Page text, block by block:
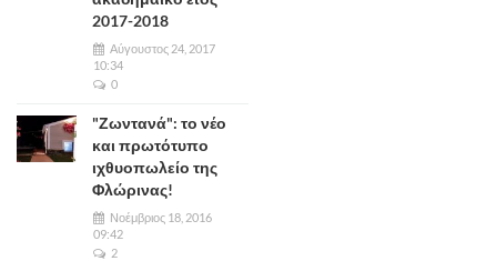
2017-2018
Αύγουστος 24, 2017
10:34
0
"Ζωντανά": το νέο
και πρωτότυπο
ιχθυοπωλείο της
Φλώρινας!
Νοέμβριος 18, 2016
09:42
2